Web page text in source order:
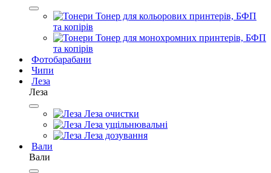
Тонер для кольорових принтерів, БФП
та копірів
Тонер для монохромних принтерів, БФП
та копірів
Фотобарабани
Чипи
Леза
Леза
Леза очистки
Леза ущільнювальні
Леза дозування
Вали
Вали